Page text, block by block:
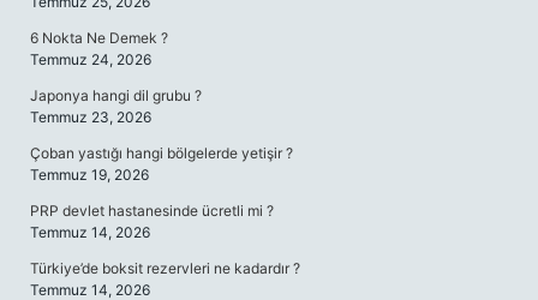
6 Nokta Ne Demek ?
Temmuz 24, 2026
Japonya hangi dil grubu ?
Temmuz 23, 2026
Çoban yastığı hangi bölgelerde yetişir ?
Temmuz 19, 2026
PRP devlet hastanesinde ücretli mi ?
Temmuz 14, 2026
Türkiye’de boksit rezervleri ne kadardır ?
Temmuz 14, 2026